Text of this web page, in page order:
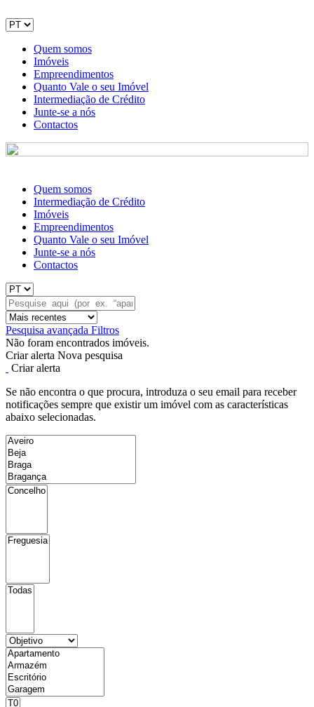
Quem somos
Imóveis
Empreendimentos
Quanto Vale o seu Imóvel
Intermediação de Crédito
Junte-se a nós
Contactos
Quem somos
Intermediação de Crédito
Imóveis
Empreendimentos
Quanto Vale o seu Imóvel
Junte-se a nós
Contactos
Pesquisa avançada Filtros
Não foram encontrados imóveis.
Criar alerta Nova pesquisa
Criar alerta
Se não encontra o que procura, introduza o seu email para receber
notificações sempre que existir um imóvel com as características
abaixo selecionadas.